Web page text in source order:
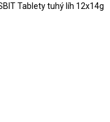
Tablety tuhý líh 12x14g